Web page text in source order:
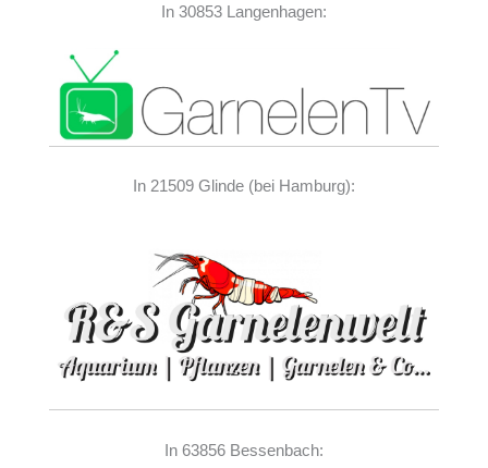
In 30853 Langenhagen:
In 21509 Glinde (bei Hamburg):
In 63856 Bessenbach: